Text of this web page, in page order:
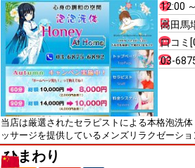
12:00
高田馬
口コミ
03-
当店は厳選されたセラピストによる本格泡洗
ッサージを提供しているメンズリラクゼーシ
ひまわり